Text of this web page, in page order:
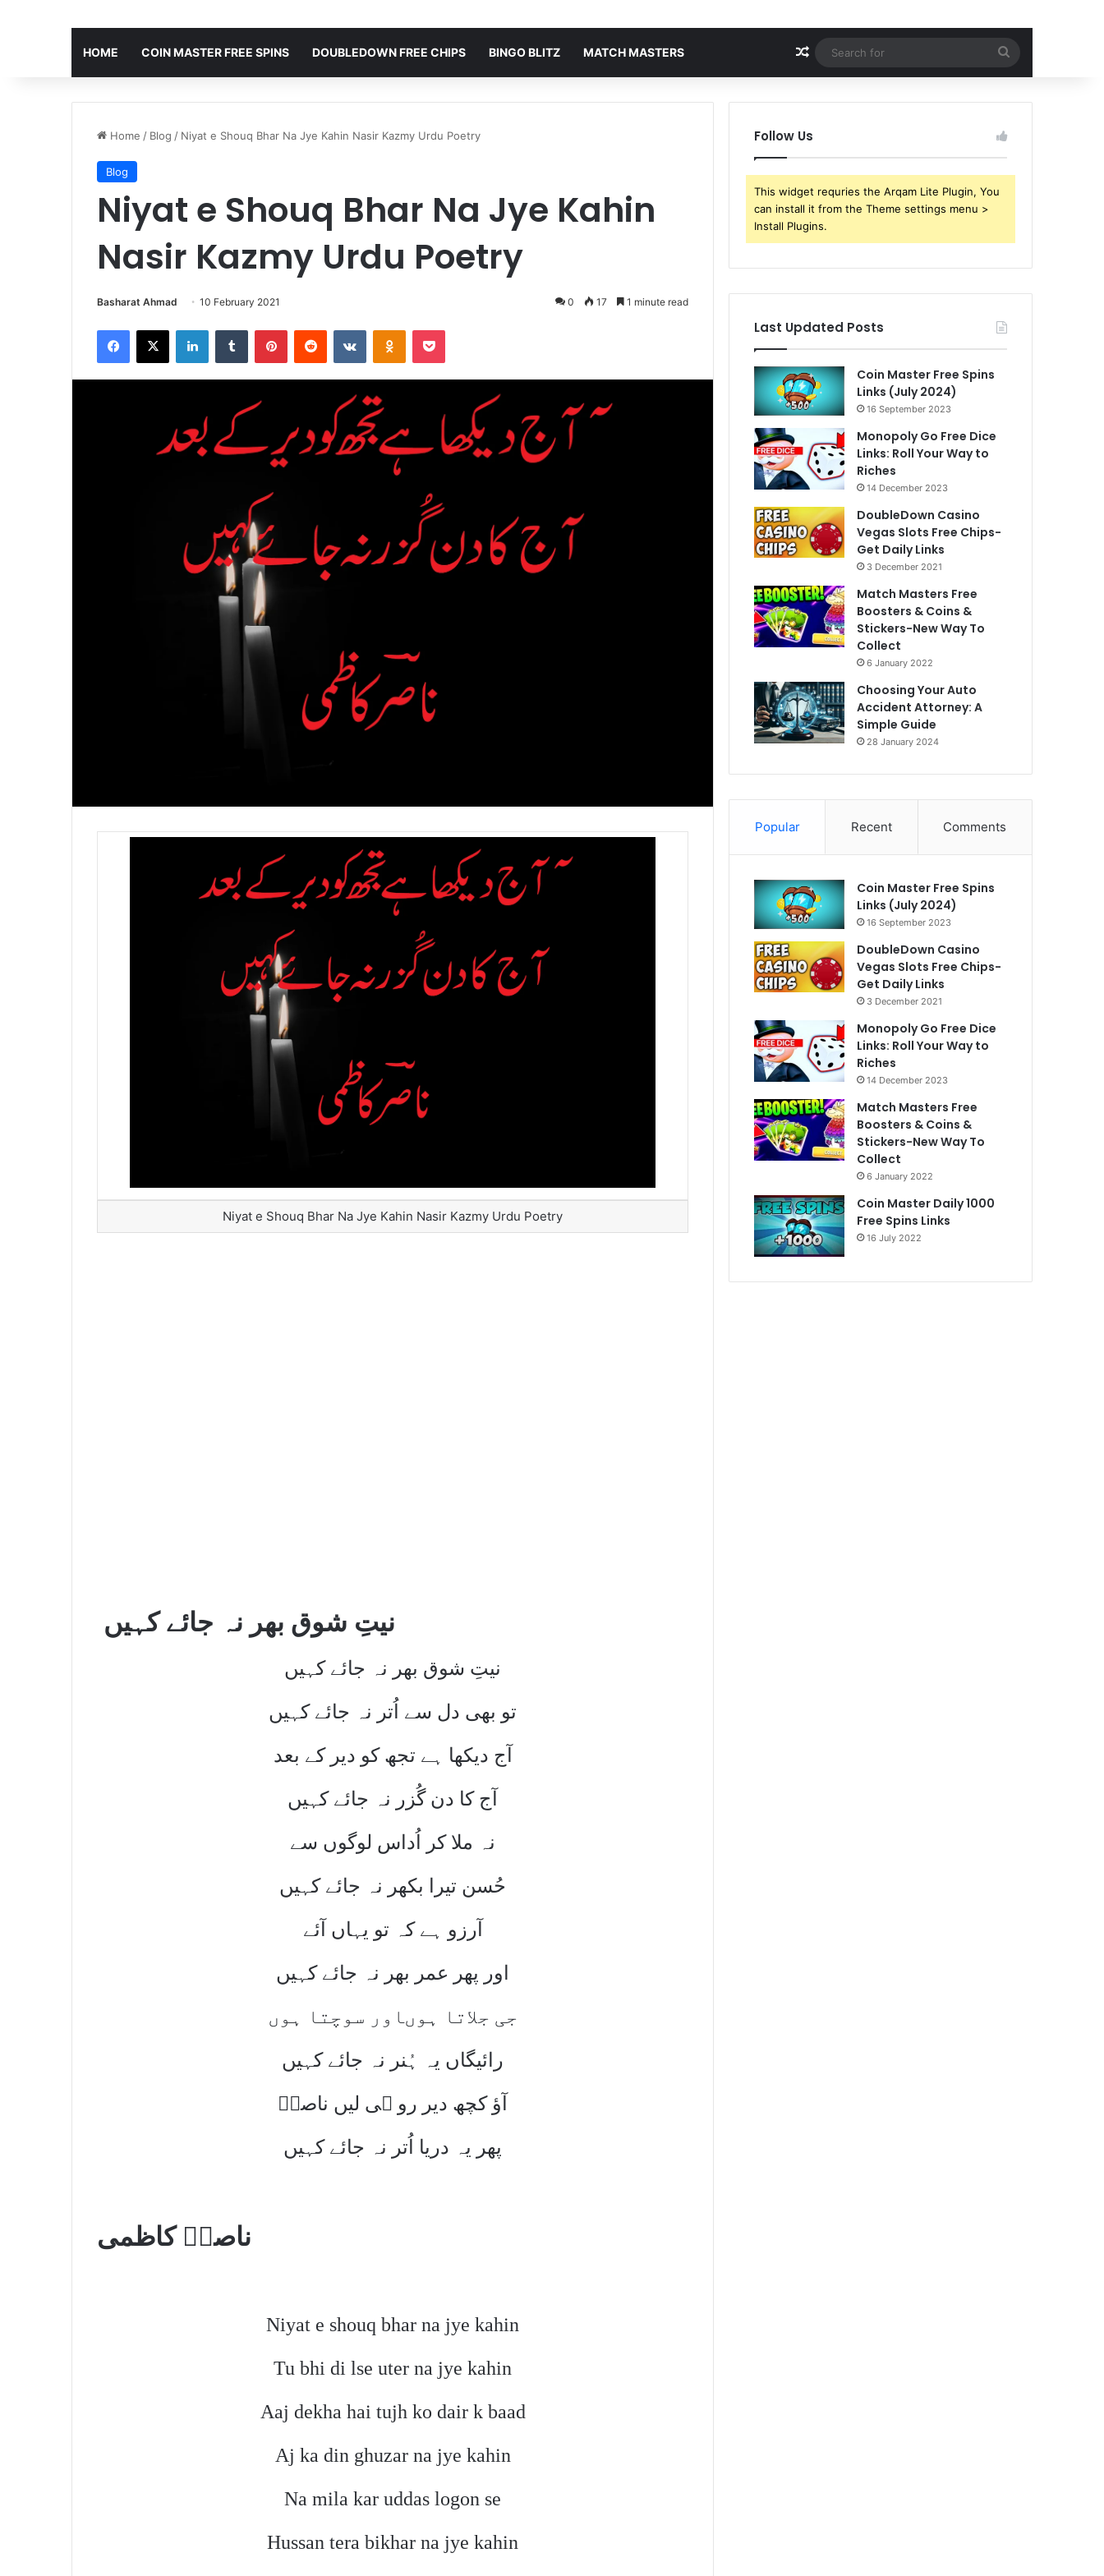
HOME COIN MASTER FREE SPINS DOUBLEDOWN FREE CHIPS BINGO BLITZ MATCH MASTERS Random Article
for
Home / Blog / Niyat e Shouq Bhar Na Jye Kahin Nasir Kazmy Urdu Poetry
Blog
Niyat e Shouq Bhar Na Jye Kahin
Nasir Kazmy Urdu Poetry
Basharat Ahmad 10 February 2021 0 17 1 minute read
Facebook
X LinkedInTumblr PinterestReddit VKontakteOdnoklassniki
Pocket
Niyat e Shouq Bhar Na Jye Kahin Nasir Kazmy Urdu Poetry
نیتِ شوق بھر نہ جائے کہیں
نیتِ شوق بھر نہ جائے کہیں
تو بھی دل سے اُتر نہ جائے کہیں
آج دیکھا ہے تجھ کو دیر کے بعد
آج کا دن گُزر نہ جائے کہیں
نہ ملا کر اُداس لوگوں سے
حُسن تیرا بکھر نہ جائے کہیں
آرزو ہے کہ تو یہاں آئے
اور پھر عمر بھر نہ جائے کہیں
جی جلاتا ہوںاور سوچتا ہوں
رائیگاں یہ ہُنر نہ جائے کہیں
آؤ کچھ دیر رو ہی لیں ناصرؔ
پھر یہ دریا اُتر نہ جائے کہیں
ناصرؔ کاظمی
Niyat e shouq bhar na jye kahin
Tu bhi di lse uter na jye kahin
Aaj dekha hai tujh ko dair k baad
Aj ka din ghuzar na jye kahin
Na mila kar uddas logon se
Hussan tera bikhar na jye kahin
Follow Us
This widget requries the Arqam Lite Plugin, You
can install it from the Theme settings menu >
Install Plugins.
Last Updated Posts
Coin Master Free Spins
Links (July 2024)
16 September 2023
Monopoly Go Free Dice
Links: Roll Your Way to
Riches
14 December 2023
DoubleDown Casino
Vegas Slots Free Chips-
Get Daily Links
3 December 2021
Match Masters Free
Boosters & Coins &
Stickers-New Way To
Collect
6 January 2022
Choosing Your Auto
Accident Attorney: A
Simple Guide
28 January 2024
Popular Recent Comments
Coin Master Free Spins
Links (July 2024)
16 September 2023
DoubleDown Casino
Vegas Slots Free Chips-
Get Daily Links
3 December 2021
Monopoly Go Free Dice
Links: Roll Your Way to
Riches
14 December 2023
Match Masters Free
Boosters & Coins &
Stickers-New Way To
Collect
6 January 2022
Coin Master Daily 1000
Free Spins Links
16 July 2022